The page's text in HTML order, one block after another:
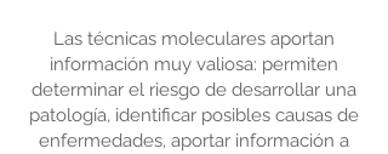
Las técnicas moleculares aportan
información muy valiosa: permiten
determinar el riesgo de desarrollar una
patología, identificar posibles causas de
enfermedades, aportar información a